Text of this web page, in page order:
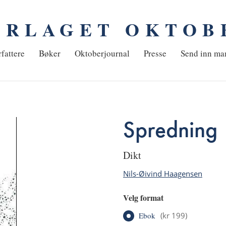
Bøker Oktoberjournal Presse Send inn
Spredning
dikt
Nils-Øivind Haagensen
Velg format
Ebok (kr 199)